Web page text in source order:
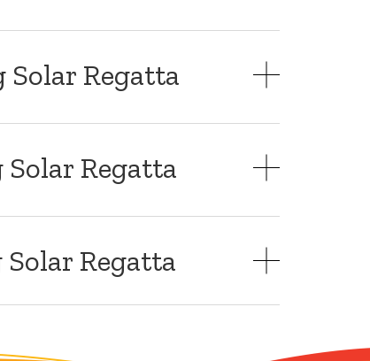
Regatta
Regatta
Regatta